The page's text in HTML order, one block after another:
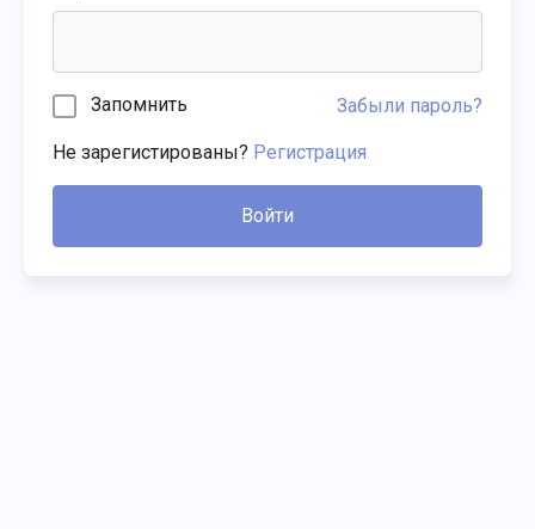
Запомнить Забыли пароль?
Не зарегистированы? Регистрация